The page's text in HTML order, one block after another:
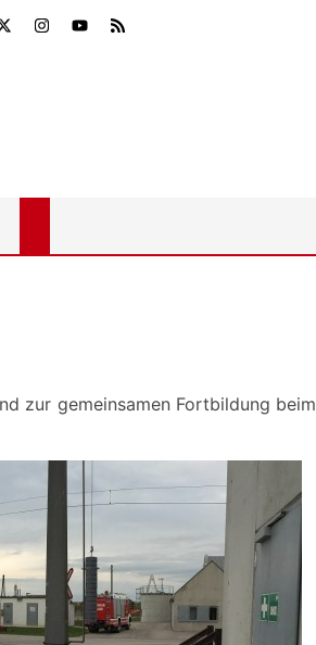
zur gemeinsamen Fortbildung beim